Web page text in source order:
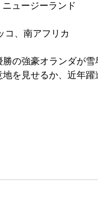
ュージーランド
コ、南アフリカ
の強豪オランダが
を見せるか、近年